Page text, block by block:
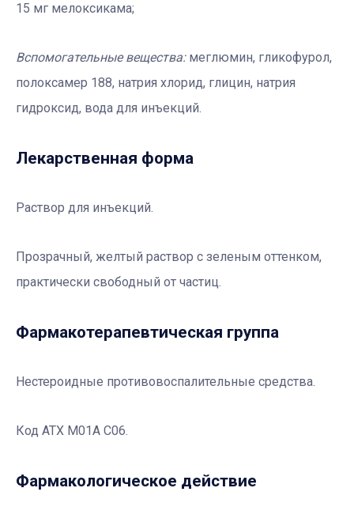
15 мг мелоксикама;
Вспомогательные вещества:меглюмин, гликофурол,
полоксамер 188, натрия хлорид, глицин, натрия
гидроксид, вода для инъекций.
Лекарственная форма
Раствор для инъекций.
Прозрачный, желтый раствор с зеленым оттенком,
практически свободный от частиц.
Фармакотерапевтичеcкая группа
Нестероидные противовоспалительные средства.
Код АТХ М01А С06.
Фармакологическое действие